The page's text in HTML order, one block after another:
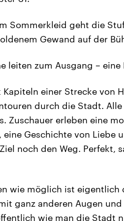
Sommerkleid geht die
Gewand auf der
leiten zum Ausgang – eine
Kapiteln einer Strecke von
durch die Stadt.
Zuschauer erleben eine
eine Geschichte von Liebe
noch den Weg. Perfekt,
wie möglich ist
ganz anderen Augen
wie man die Stadt